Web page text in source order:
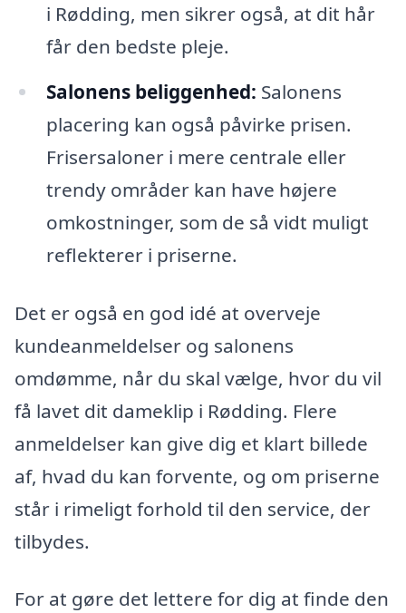
i Rødding, men sikrer også, at dit hår
får den bedste pleje.
Salonens beliggenhed: Salonens
placering kan også påvirke prisen.
Frisersaloner i mere centrale eller
trendy områder kan have højere
omkostninger, som de så vidt muligt
reflekterer i priserne.
Det er også en god idé at overveje
kundeanmeldelser og salonens
omdømme, når du skal vælge, hvor du vil
få lavet dit dameklip i Rødding. Flere
anmeldelser kan give dig et klart billede
af, hvad du kan forvente, og om priserne
står i rimeligt forhold til den service, der
tilbydes.
For at gøre det lettere for dig at finde den